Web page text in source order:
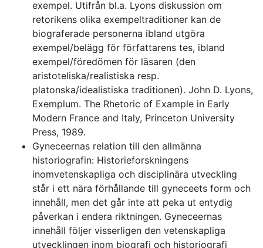
exempel. Utifrån bl.a. Lyons diskussion om
retorikens olika exempeltraditioner kan de
biograferade personerna ibland utgöra
exempel/belägg för författarens tes, ibland
exempel/föredömen för läsaren (den
aristoteliska/realistiska resp.
platonska/idealistiska traditionen). John D. Lyons,
Exemplum. The Rhetoric of Example in Early
Modern France and Italy, Princeton University
Press, 1989.
Gyneceernas relation till den allmänna
historiografin: Historieforskningens
inomvetenskapliga och disciplinära utveckling
står i ett nära förhållande till gyneceets form och
innehåll, men det går inte att peka ut entydig
påverkan i endera riktningen. Gyneceernas
innehåll följer visserligen den vetenskapliga
utvecklingen inom biografi och historiografi